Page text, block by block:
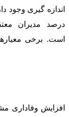
درصد مدیران
افزایش وفاداری